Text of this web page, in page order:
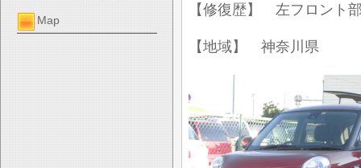
Map
【修復歴】 左フロント
【地域】 神奈川県